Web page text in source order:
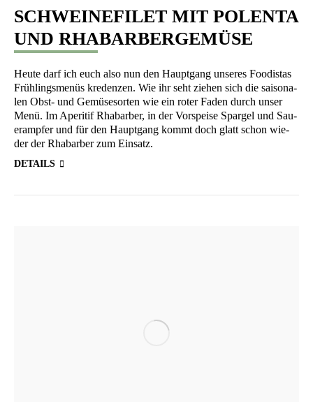
SCHWEINEFILET MIT POLENTA
UND RHABARBERGEMÜSE
Heu­te darf ich euch also nun den Haupt­gang unse­res Foo­di­stas
Früh­lings­me­nüs kre­den­zen. Wie ihr seht zie­hen sich die sai­so­na­
len Obst- und Gemü­se­sor­ten wie ein roter Faden durch unser
Menü. Im Ape­ri­tif Rha­bar­ber, in der Vor­spei­se Spar­gel und Sau­
er­amp­fer und für den Haupt­gang kommt doch glatt schon wie­
der der Rha­bar­ber zum Einsatz.
DETAILS